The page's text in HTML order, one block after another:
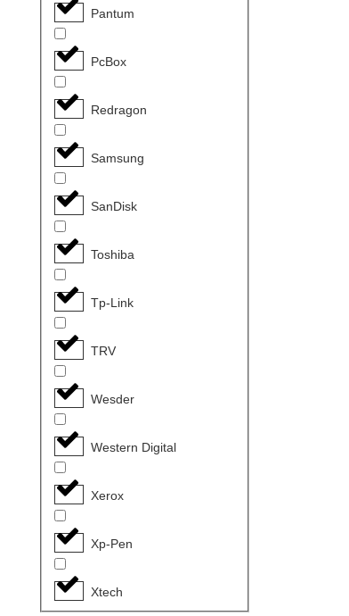
Pantum
PcBox
Redragon
Samsung
SanDisk
Toshiba
Tp-Link
TRV
Wesder
Western Digital
Xerox
Xp-Pen
Xtech